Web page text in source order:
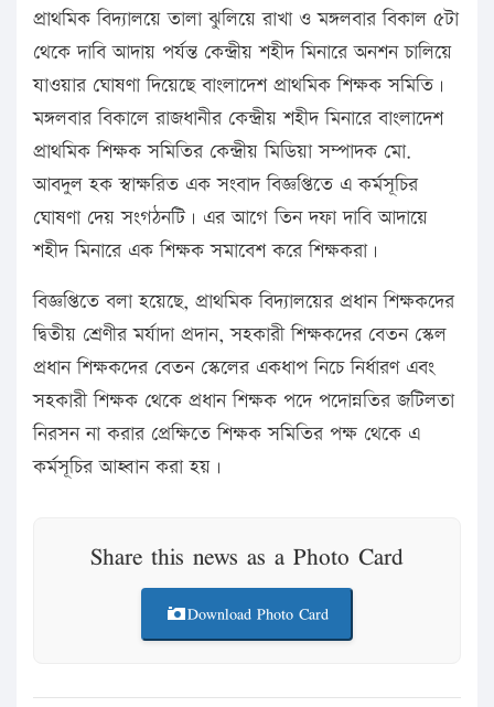
প্রাথমিক বিদ্যালয়ে তালা ঝুলিয়ে রাখা ও মঙ্গলবার বিকাল ৫টা
থেকে দাবি আদায় পর্যন্ত কেন্দ্রীয় শহীদ মিনারে অনশন চালিয়ে
যাওয়ার ঘোষণা দিয়েছে বাংলাদেশ প্রাথমিক শিক্ষক সমিতি।
মঙ্গলবার বিকালে রাজধানীর কেন্দ্রীয় শহীদ মিনারে বাংলাদেশ
প্রাথমিক শিক্ষক সমিতির কেন্দ্রীয় মিডিয়া সম্পাদক মো.
আবদুল হক স্বাক্ষরিত এক সংবাদ বিজ্ঞপ্তিতে এ কর্মসূচির
ঘোষণা দেয় সংগঠনটি। এর আগে তিন দফা দাবি আদায়ে
শহীদ মিনারে এক শিক্ষক সমাবেশ করে শিক্ষকরা।
বিজ্ঞপ্তিতে বলা হয়েছে, প্রাথমিক বিদ্যালয়ের প্রধান শিক্ষকদের
দ্বিতীয় শ্রেণীর মর্যাদা প্রদান, সহকারী শিক্ষকদের বেতন স্কেল
প্রধান শিক্ষকদের বেতন স্কেলের একধাপ নিচে নির্ধারণ এবং
সহকারী শিক্ষক থেকে প্রধান শিক্ষক পদে পদোন্নতির জটিলতা
নিরসন না করার প্রেক্ষিতে শিক্ষক সমিতির পক্ষ থেকে এ
কর্মসূচির আহ্বান করা হয়।
Share this news as a Photo Card
Download Photo Card